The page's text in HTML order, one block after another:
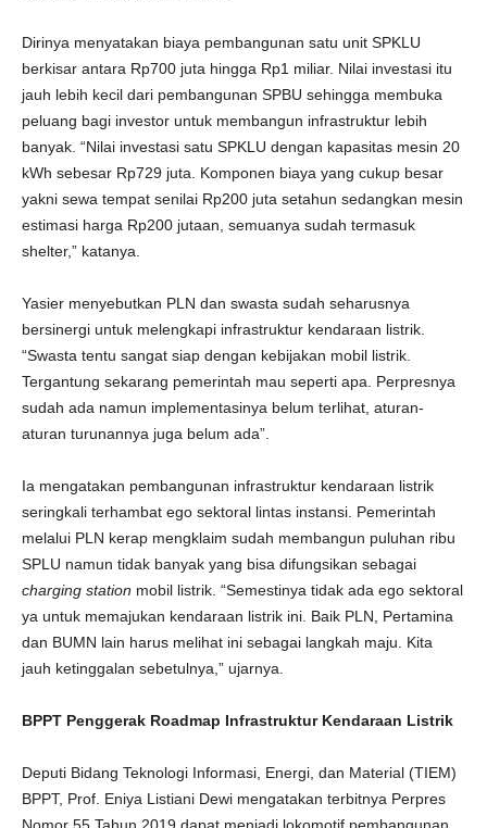
Dirinya menyatakan biaya pembangunan satu unit SPKLU
berkisar antara Rp700 juta hingga Rp1 miliar. Nilai investasi itu
jauh lebih kecil dari pembangunan SPBU sehingga membuka
peluang bagi investor untuk membangun infrastruktur lebih
banyak. “Nilai investasi satu SPKLU dengan kapasitas mesin 20
kWh sebesar Rp729 juta. Komponen biaya yang cukup besar
yakni sewa tempat senilai Rp200 juta setahun sedangkan mesin
estimasi harga Rp200 jutaan, semuanya sudah termasuk
shelter,” katanya.
Yasier menyebutkan PLN dan swasta sudah seharusnya
bersinergi untuk melengkapi infrastruktur kendaraan listrik.
“Swasta tentu sangat siap dengan kebijakan mobil listrik.
Tergantung sekarang pemerintah mau seperti apa. Perpresnya
sudah ada namun implementasinya belum terlihat, aturan-
aturan turunannya juga belum ada”.
Ia mengatakan pembangunan infrastruktur kendaraan listrik
seringkali terhambat ego sektoral lintas instansi. Pemerintah
melalui PLN kerap mengklaim sudah membangun puluhan ribu
SPLU namun tidak banyak yang bisa difungsikan sebagai
charging station mobil listrik. “Semestinya tidak ada ego sektoral
ya untuk memajukan kendaraan listrik ini. Baik PLN, Pertamina
dan BUMN lain harus melihat ini sebagai langkah maju. Kita
jauh ketinggalan sebetulnya,” ujarnya.
BPPT Penggerak Roadmap Infrastruktur Kendaraan Listrik
Deputi Bidang Teknologi Informasi, Energi, dan Material (TIEM)
BPPT, Prof. Eniya Listiani Dewi mengatakan terbitnya Perpres